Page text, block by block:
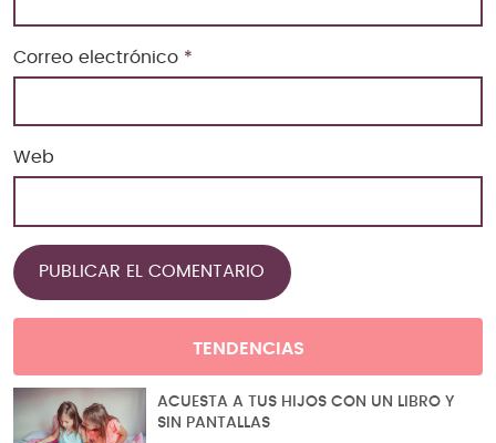
Correo electrónico *
Web
TENDENCIAS
ACUESTA A TUS HIJOS CON UN LIBRO Y
SIN PANTALLAS